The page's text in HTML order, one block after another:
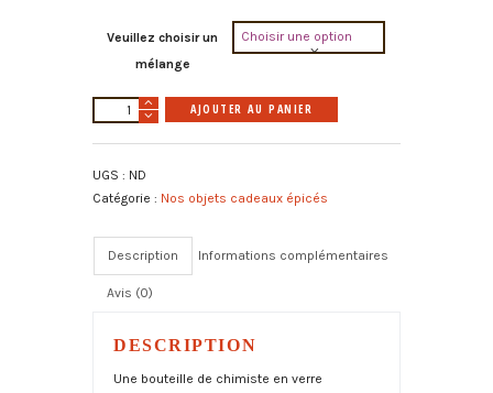
Veuillez choisir un
mélange
quantité
de
chimiste
bio
choix
AJOUTER AU PANIER
UGS : ND
Catégorie : Nos objets cadeaux épicés
Description Informations complémentaires
Avis (0)
DESCRIPTION
Une bouteille de chimiste en verre